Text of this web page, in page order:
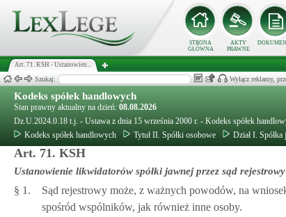
STRONA
GŁÓWNA
AKTY
PRAWNE
Art. 71. KSH - Ustanowien...
Szukaj: Wyłącz reklamy,
Kodeks spółek handlowych
Stan prawny aktualny na dzień: 08.08.2026
Dz.U.2024.0.18 t.j. - Ustawa z dnia 15 września 2000 r. - Kodeks spółek
Kodeks spółek handlowych
Tytuł II. Spółki osobowe Dział I. Spółka
Art. 71. KSH
Ustanowienie likwidatorów spółki jawnej przez sąd rejestrowy
§ 1.
Sąd rejestrowy może, z ważnych powodów, na
spośród wspólników, jak również inne osoby.